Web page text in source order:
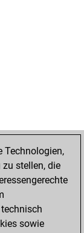
Technologien,
stellen, die
sowie